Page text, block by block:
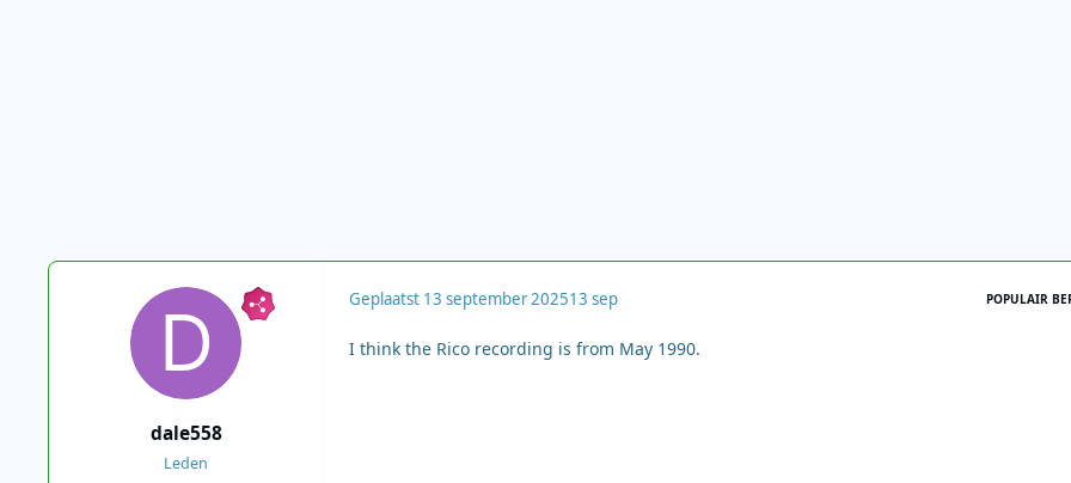
dale558
Leden
Geplaatst 13 september 202513 sep POPULAIR
I think the Rico recording is from May 1990.